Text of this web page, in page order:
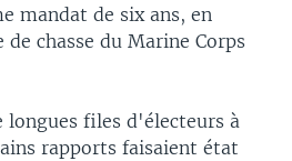
mandat de six ans, en
chasse du Marine Corps
files d'électeurs à
rapports faisaient état